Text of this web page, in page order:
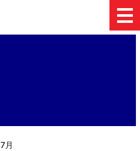
7月